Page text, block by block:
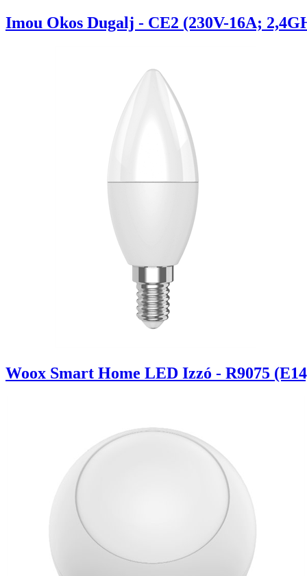
Imou Okos Dugalj - CE2 (230V-16A;
Woox Smart Home LED Izzó - R9075